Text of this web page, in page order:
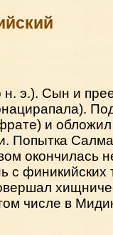
э.). Сын и
и
Попытка
окончилась
с финикийских
числе в